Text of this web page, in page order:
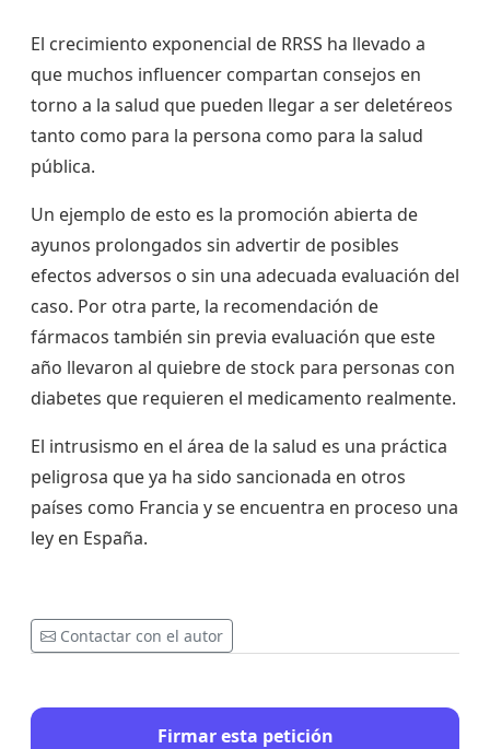
El crecimiento exponencial de RRSS ha llevado a
que muchos influencer compartan consejos en
torno a la salud que pueden llegar a ser deletéreos
tanto como para la persona como para la salud
pública.
Un ejemplo de esto es la promoción abierta de
ayunos prolongados sin advertir de posibles
efectos adversos o sin una adecuada evaluación del
caso. Por otra parte, la recomendación de
fármacos también sin previa evaluación que este
año llevaron al quiebre de stock para personas con
diabetes que requieren el medicamento realmente.
El intrusismo en el área de la salud es una práctica
peligrosa que ya ha sido sancionada en otros
países como Francia y se encuentra en proceso una
ley en España.
Contactar con el autor
Firmar esta petición